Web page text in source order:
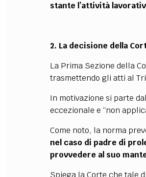
stante l’attività
2. La decisione della
La Prima Sezione della
trasmettendo gli atti al
In motivazione si parte
eccezionale e “non
Come noto, la norma
nel caso di padre di
provvedere al suo
Spiega la Corte che tale